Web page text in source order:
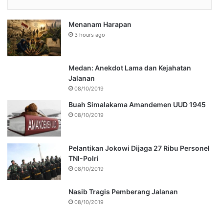
Menanam Harapan
3 hours ago
Medan: Anekdot Lama dan Kejahatan
Jalanan
08/10/2019
Buah Simalakama Amandemen UUD 1945
08/10/2019
Pelantikan Jokowi Dijaga 27 Ribu Personel
TNI-Polri
08/10/2019
Nasib Tragis Pemberang Jalanan
08/10/2019